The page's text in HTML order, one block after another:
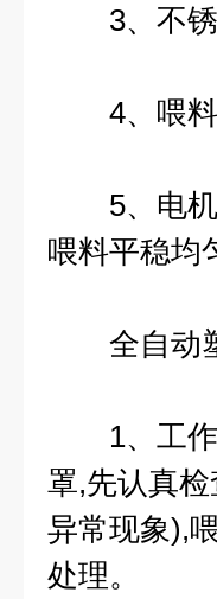
3、不锈
4、喂料
5、电机
喂料平稳均
全自动
1、工作
罩,先认真
异常现象),
处理。